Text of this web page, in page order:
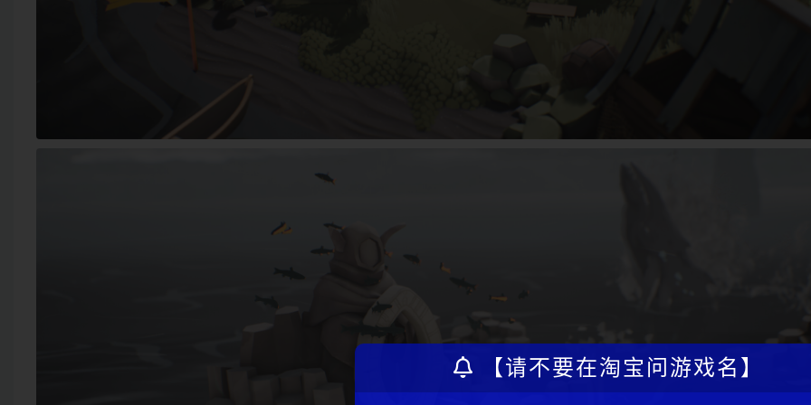
【请不要在淘宝问游戏名】